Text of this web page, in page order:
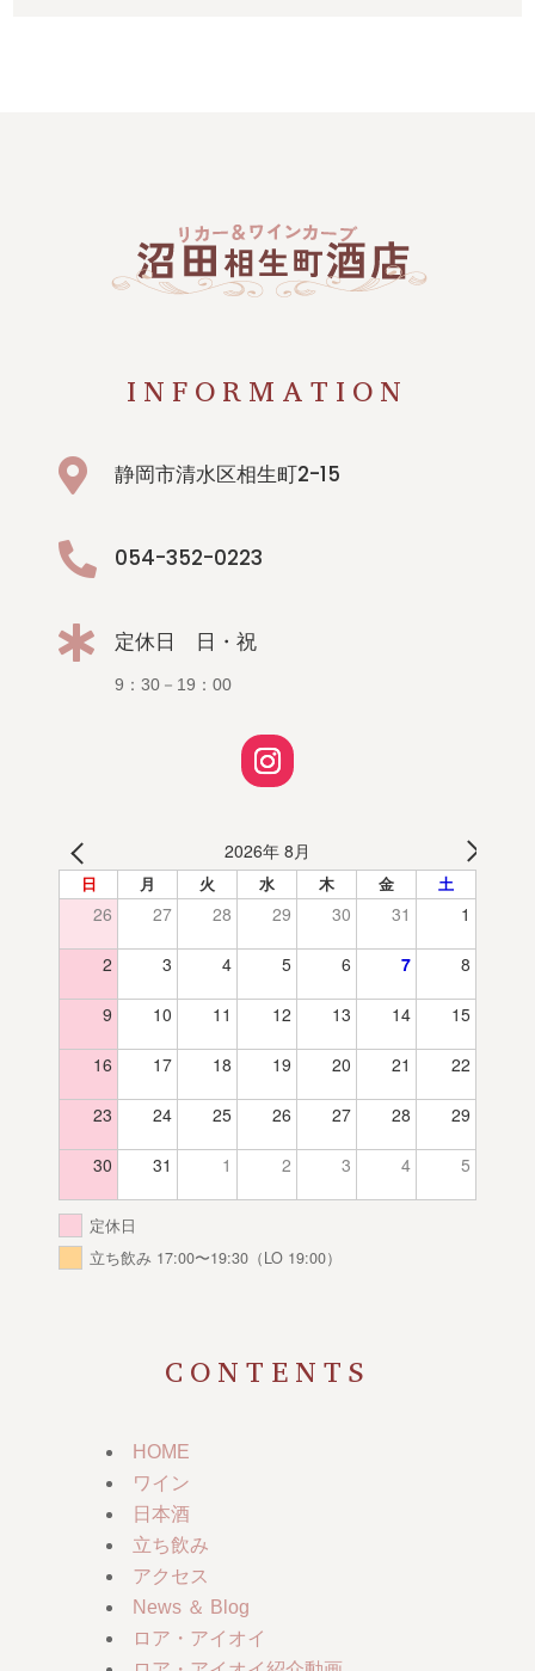
INFORMATION
 静岡市清水区相生町2-15
 054-352-0223
 定休日 日・祝
9：30－19：00
2026年 8月
日 月 火 水 木 金 土
26 27 28 29 30 31 1
2 3 4 5 6 7 8
9 10 11 12 13 14 15
16 17 18 19 20 21 22
23 24 25 26 27 28 29
30 31 1 2 3 4 5
定休日
立ち飲み 17:00〜19:30（LO 19:00）
CONTENTS
HOME
ワイン
日本酒
立ち飲み
アクセス
News ＆ Blog
ロア・アイオイ